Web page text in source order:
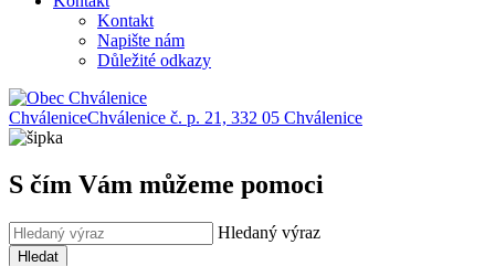
Kontakt
Napište nám
Důležité odkazy
ChváleniceChválenice č. p. 21, 332 05 Chválenice
S čím Vám můžeme pomoci
Hledaný výraz
Hledat